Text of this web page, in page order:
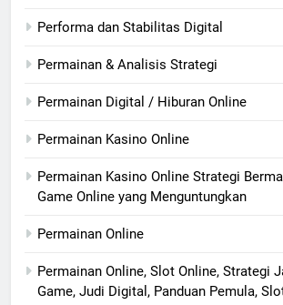
Performa dan Stabilitas Digital
Permainan & Analisis Strategi
Permainan Digital / Hiburan Online
Permainan Kasino Online
Permainan Kasino Online Strategi
Game Online yang Menguntungkan
Permainan Online
Permainan Online, Slot Online, Strategi
Game, Judi Digital, Panduan Pemula,